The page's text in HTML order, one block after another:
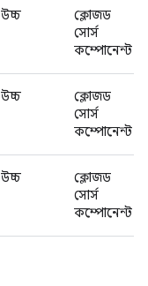
উচ্চ
ক্লোজড
সোর্স
কম্পোনেন্ট
উচ্চ
ক্লোজড
সোর্স
কম্পোনেন্ট
উচ্চ
ক্লোজড
সোর্স
কম্পোনেন্ট